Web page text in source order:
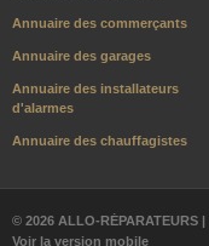
Annuaire des commerçants
Annuaire des garages
Annuaire des installateurs
d'alarmes
Annuaire des chauffagistes
© 2026 ALLO-RÉPARATEURS |
Voir la version mobile